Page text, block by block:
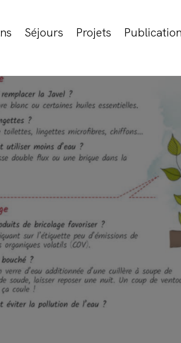
Séjours Projets